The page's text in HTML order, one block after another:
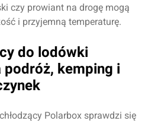
czy prowiant na drogę mogą
i przyjemną temperaturę.
do lodówki
podróż, kemping i
Polarbox sprawdzi się